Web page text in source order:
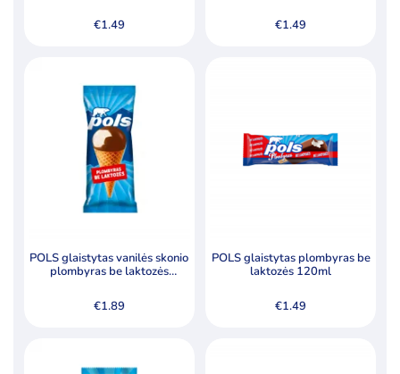
€1.49 €1.49
POLS glaistytas vanilės skonio
plombyras be laktozės
€1.89
POLS glaistytas plombyras be
laktozės 120ml
€1.49